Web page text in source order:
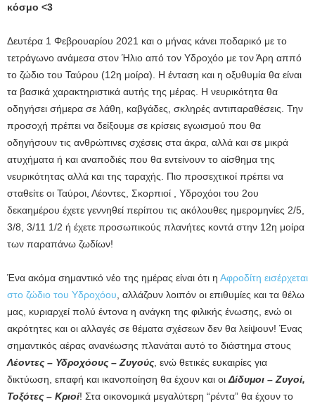
κόσμο <3
Δευτέρα 1 Φεβρουαρίου 2021 και ο μήνας κάνει ποδαρικό με το
τετράγωνο ανάμεσα στον Ήλιο από τον Υδροχόο με τον Άρη αππό
το ζώδιο του Ταύρου (12η μοίρα). Η ένταση και η οξυθυμία θα είναι
τα βασικά χαρακτηριστικά αυτής της μέρας. Η νευρικότητα θα
οδηγήσει σήμερα σε λάθη, καβγάδες, σκληρές αντιπαραθέσεις. Την
προσοχή πρέπει να δείξουμε σε κρίσεις εγωισμού που θα
οδηγήσουν τις ανθρώπινες σχέσεις στα άκρα, αλλά και σε μικρά
ατυχήματα ή και αναποδιές που θα εντείνουν το αίσθημα της
νευρικότητας αλλά και της ταραχής. Πιο προσεχτικοί πρέπει να
σταθείτε οι Ταύροι, Λέοντες, Σκορπιοί , Υδροχόοι του 2ου
δεκαημέρου έχετε γεννηθεί περίπου τις ακόλουθες ημερομηνίες 2/5,
3/8, 3/11 1/2 ή έχετε προσωπικούς πλανήτες κοντά στην 12η μοίρα
των παραπάνω ζωδίων!
Ένα ακόμα σημαντικό νέο της ημέρας είναι ότι η Αφροδίτη εισέρχεται
στο ζώδιο του Υδροχόου , αλλάζουν λοιπόν οι επιθυμίες και τα θέλω
μας, κυριαρχεί πολύ έντονα η ανάγκη της φιλικής ένωσης, ενώ οι
ακρότητες και οι αλλαγές σε θέματα σχέσεων δεν θα λείψουν! Ένας
σημαντικός αέρας ανανέωσης πλανάται αυτό το διάστημα στους
Λέοντες – Υδροχόους – Ζυγούς , ενώ θετικές ευκαιρίες για
δικτύωση, επαφή και ικανοποίηση θα έχουν και οι Δίδυμοι – Ζυγοί,
Τοξότες – Κριοί! Στα οικονομικά μεγαλύτερη “ρέντα” θα έχουν το